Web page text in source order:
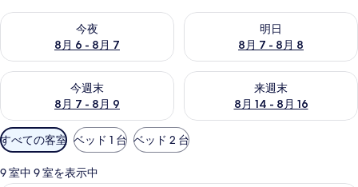
今夜
8月 6 - 8月 7
今夜 8月 6 - 8月 7 の空室状況をチェック
明日
8月 7 - 8月 8
明日 8月 7 - 8月 8 の空室状況
今週末
8月 7 - 8月 9
今週末 8月 7 - 8月 9 の空室状況をチェック
来週末
8月 14 - 8月 16
来週末 8月 14 - 8月 16 の空室
利
用
可
すべての客室 ベッド 1 台 ベッド 2 台
9 室中 9 室を表示中